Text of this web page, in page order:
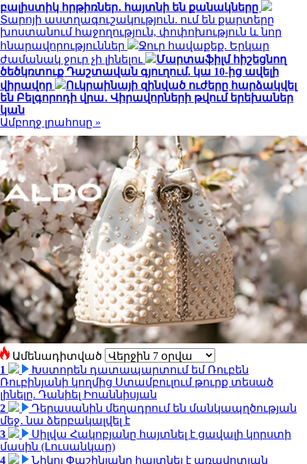
բալիստիկ հրթիռներ․ հայտնի են քանակները
Տարոյի աստղագուշակություն. ում են քարտերը
խոստանում հաջողություն, փոփոխություն և նոր
հնարավորություններ
Ջուր հավաքեք. Երկար
ժամանակ ջուր չի լինելու
Մարտաֆիլմ հիշեցնող
ծեծկռտուք Դաշտավան գյուղում. կա 10-ից ավելի
վիրավոր
Ուկրաինայի զինված ուժերը հարձակվել
են Բելգորոդի վրա․ Վիրավորների թվում երեխաներ
կան
Ամբողջ լրահոսը »
Ամենադիտված
1
Խստորեն դատապարտում եմ Ռուբեն
Ռուբինյանի կողմից Ստամբուլում թուրք տեսած
լինելը. Դանիել Իոաննիսյան
2
Դերասանին մեղադրում են մանկապղծության
մեջ․ նա ձերբակալվել է
3
Սիլվա Հակոբյանը հայտնել է ցավալի կորստի
մասին (Լուսանկար)
4
Նիկոլ Փաշինյանը հայտնել է առավոտյան